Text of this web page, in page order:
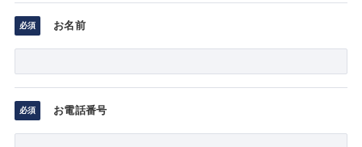
お名前
お電話番号